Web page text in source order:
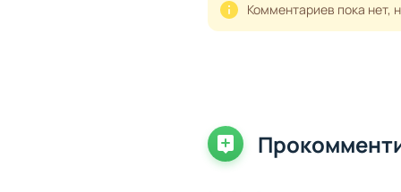
Комментариев пока нет,